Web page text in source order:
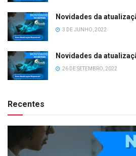
Novidades da
3 DE JUNHO, 2022
Novidades da
26 DE SETEMBRO, 2022
Recentes